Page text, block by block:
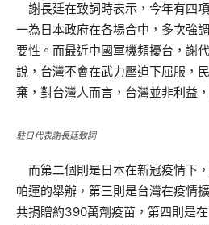
謝長廷在致詞時表示，今年有四
一為日本政府在各場合中，多次強
要性。而最近中國軍機頻擾台，謝
說，台灣不會在武力壓迫下屈服，
棄，對台灣人而言，台灣並非利益
駐日代表謝長廷致詞
而第二個則是日本在新冠疫情下
帕運的舉辦，第三則是台灣在疫情
共捐贈約390萬劑疫苗，第四則是